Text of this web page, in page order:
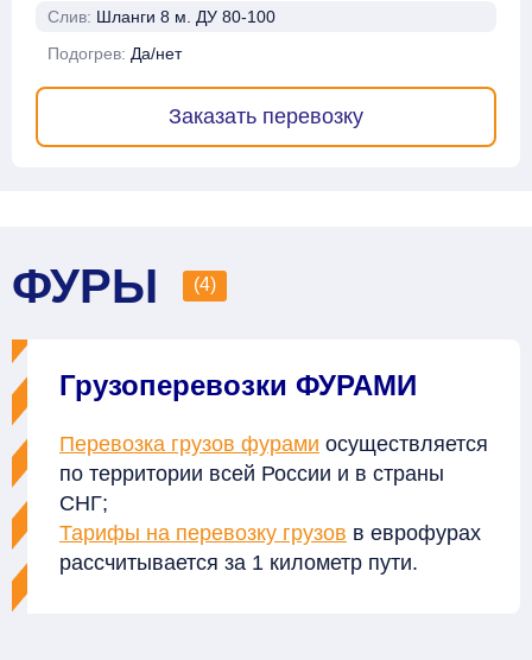
Слив: Шланги 8 м. ДУ 80-100
Подогрев: Да/нет
Заказать перевозку
ФУРЫ (4)
Грузоперевозки ФУРАМИ
Перевозка грузов фурами осуществляется
по территории всей России и в страны
СНГ;
Тарифы на перевозку грузов в еврофурах
рассчитывается за 1 километр пути.